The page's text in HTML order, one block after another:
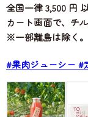
全国一律 3,500 円
カート画面で、チ
※一部離島は除く。
#果肉ジューシー #